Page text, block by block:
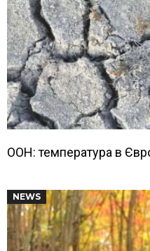
ООН: температура в
NEWS